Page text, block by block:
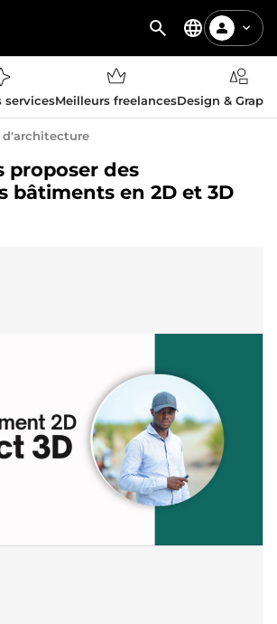
servicesMeilleurs freelancesDesign &
d'architecture
proposer des
bâtiments en 2D et 3D